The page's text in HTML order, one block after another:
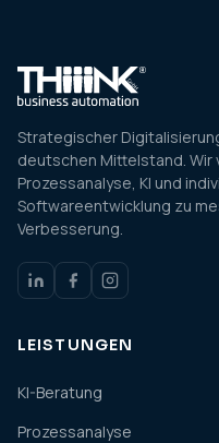
Strategischer
deutschen Mittelstand. Wir
Prozessanalyse, KI und
Softwareentwicklung zu
Verbesserung.
LEISTUNGEN
KI-Beratung
Prozessanalyse